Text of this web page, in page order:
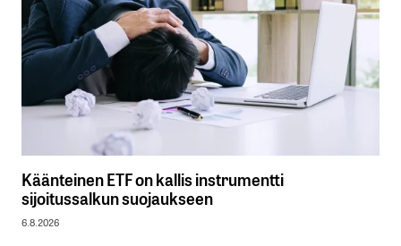
Käänteinen ETF on kallis instrumentti
sijoitussalkun suojaukseen
6.8.2026